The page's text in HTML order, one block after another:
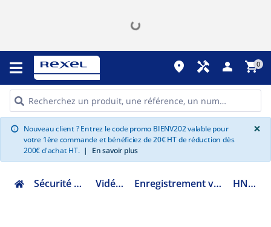
place handyman person shopping_cart0
info Nouveau client ? Entrez le code promo BIENV202 valable pour
votre 1ère commande et bénéficiez de 20€ HT de réduction dès
200€ d'achat HT. | En savoir plus
×
Sécurité et communication Vidéoprotection Enregistrement vidéopro. IP, NVR et serveur HNM816NLIC